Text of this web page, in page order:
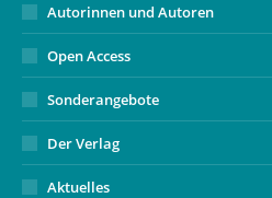
Autorinnen und Autoren
Open Access
Sonderangebote
Der Verlag
Aktuelles